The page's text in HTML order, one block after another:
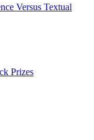
Versus Textual
Prizes